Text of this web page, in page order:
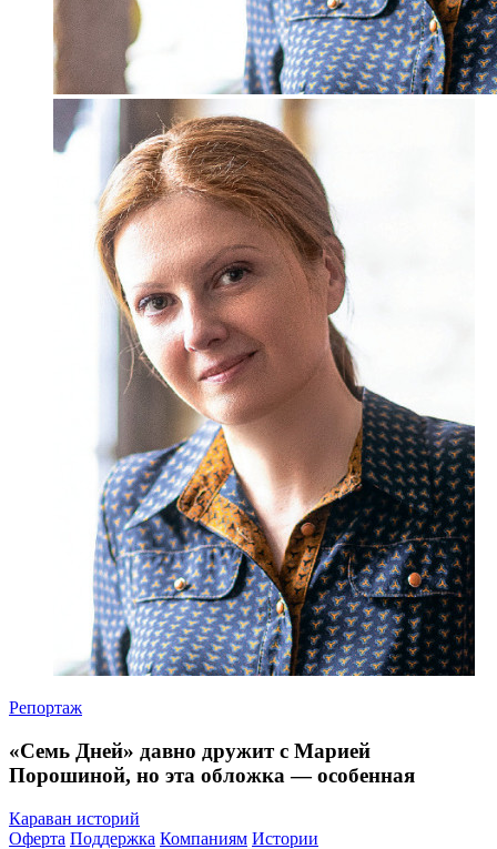
Репортаж
«Семь Дней» давно дружит с Марией
Порошиной, но эта обложка — особенная
Караван историй
Оферта Поддержка Компаниям Истории